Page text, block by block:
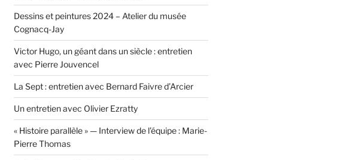
Dessins et peintures 2024 – Atelier du musée
Cognacq-Jay
Victor Hugo, un géant dans un siècle : entretien
avec Pierre Jouvencel
La Sept : entretien avec Bernard Faivre d’Arcier
Un entretien avec Olivier Ezratty
« Histoire parallèle » — Interview de l’équipe : Marie-
Pierre Thomas